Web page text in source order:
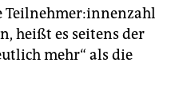
Teil­neh­me­r:in­nen­zahl
heißt es seitens der
mehr“ als die